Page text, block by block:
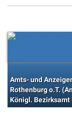
Amts- und
Rothenburg o.T.
Königl. Bezirksamt